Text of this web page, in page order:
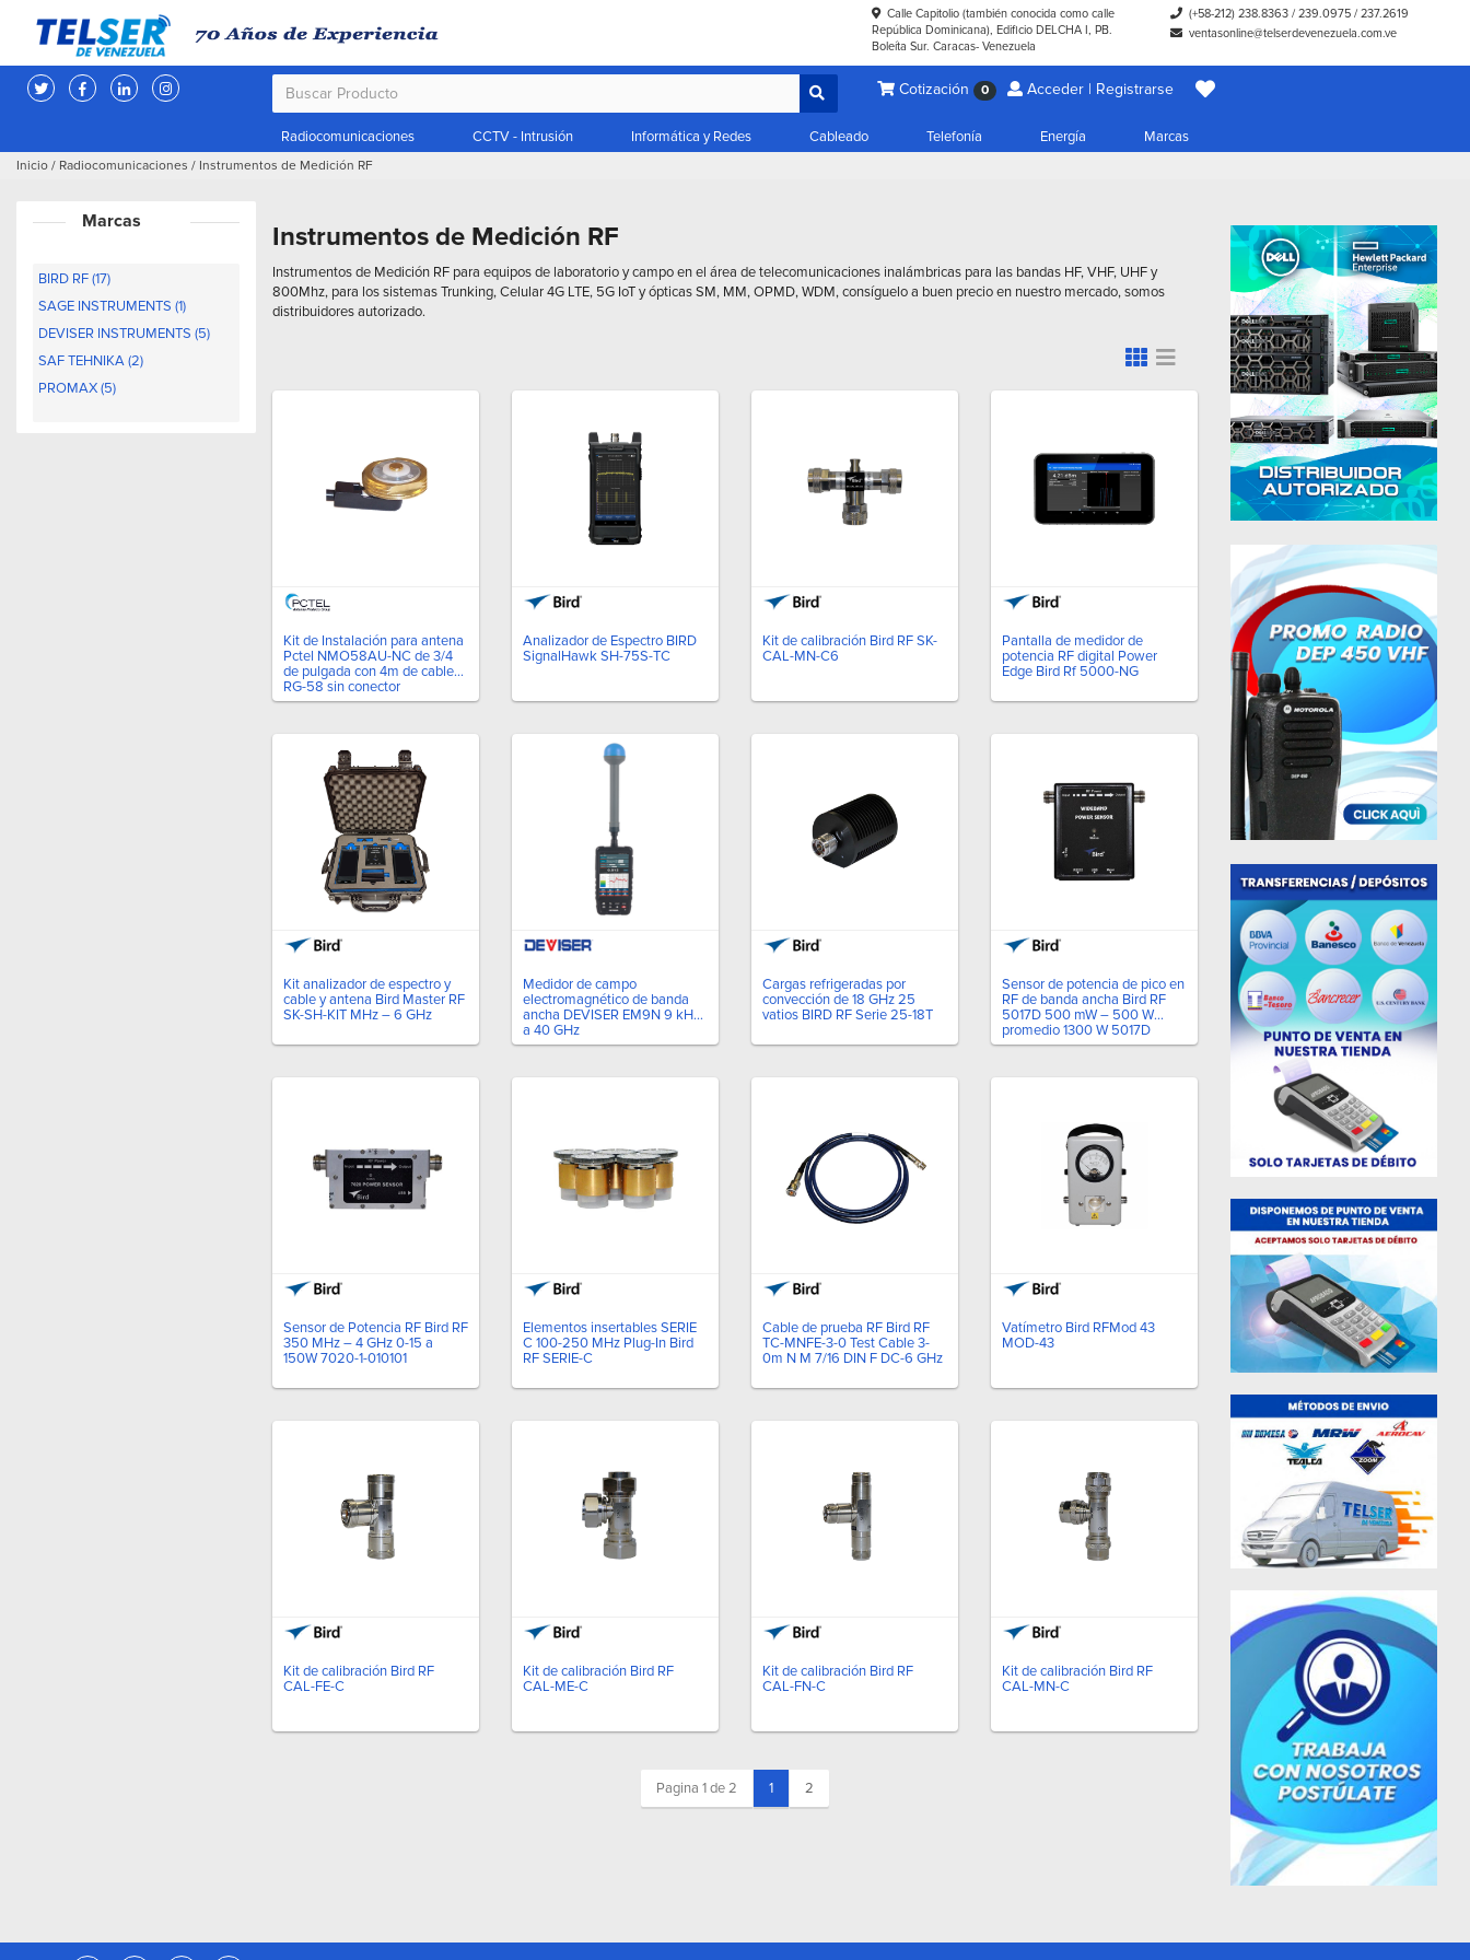
Calle Capitolio (también conocida como calle
República Dominicana), Edificio DELCHA I, PB.
Boleíta Sur. Caracas- Venezuela
(+58-212) 238.8363 /239.0975 /237.2619
ventasonline@telserdevenezuela.com.ve
Cotización 0 Acceder | Registrarse
Radiocomunicaciones CCTV - Intrusión Informática y Redes Cableado Telefonía Energía Marcas
Inicio / Radiocomunicaciones / Instrumentos de Medición RF
Marcas
BIRD RF (17)
SAGE INSTRUMENTS (1)
DEVISER INSTRUMENTS (5)
SAF TEHNIKA (2)
PROMAX (5)
Instrumentos de Medición RF
Instrumentos de Medición RF para equipos de laboratorio y campo en el área de telecomunicaciones inalámbricas para las bandas HF, VHF, UHF y
800Mhz, para los sistemas Trunking, Celular 4G LTE, 5G IoT y ópticas SM, MM, OPMD, WDM, consíguelo a buen precio en nuestro mercado, somos
distribuidores autorizado.
Kit de Instalación para antena
Pctel NMO58AU-NC de 3/4
de pulgada con 4m de cable
RG-58 sin conector
Analizador de Espectro BIRD
SignalHawk SH-75S-TC
Kit de calibración Bird RF SK-
CAL-MN-C6
Pantalla de medidor de
potencia RF digital Power
Edge Bird Rf 5000-NG
Kit analizador de espectro y
cable y antena Bird Master RF
SK-SH-KIT MHz – 6 GHz
Medidor de campo
electromagnético de banda
ancha DEVISER EM9N 9 kHz
a 40 GHz
Cargas refrigeradas por
convección de 18 GHz 25
vatios BIRD RF Serie 25-18T
Sensor de potencia de pico en
RF de banda ancha Bird RF
5017D 500 mW – 500 W
promedio 1300 W 5017D
Sensor de Potencia RF Bird RF
350 MHz – 4 GHz 0-15 a
150W 7020-1-010101
Elementos insertables SERIE
C 100-250 MHz Plug-In Bird
RF SERIE-C
Cable de prueba RF Bird RF
TC-MNFE-3-0 Test Cable 3-
0m N M 7/16 DIN F DC-6 GHz
Vatímetro Bird RFMod 43
MOD-43
Kit de calibración Bird RF
CAL-FE-C
Kit de calibración Bird RF
CAL-ME-C
Kit de calibración Bird RF
CAL-FN-C
Kit de calibración Bird RF
CAL-MN-C
Pagina 1 de 2 1(current)
2